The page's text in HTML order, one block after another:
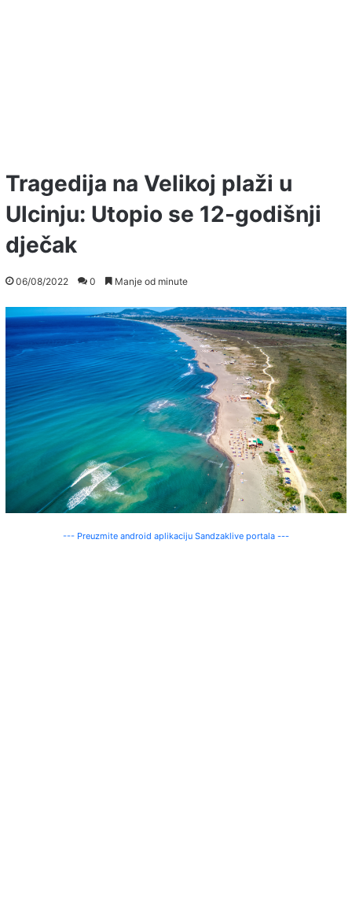
Tragedija na Velikoj plaži u
Ulcinju: Utopio se 12-godišnji
dječak
06/08/2022 0 Manje od minute
--- Preuzmite android aplikaciju Sandzaklive portala ---